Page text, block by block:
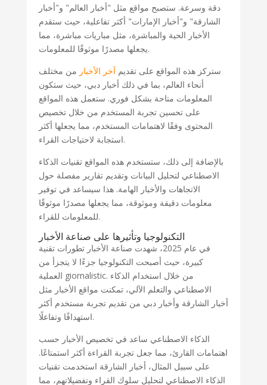
دقة وسرعة. ستصبح مواقع مثل "أخبار العالم" و"أخبار
الشارقة" و"أخبار الإمارات" أكثر تفاعلية، حيث ستقدم
الأخبار الحية والمباشرة، مثل مباريات مباشرة، مما
يجعلها مصدرًا موثوقًا للمعلومات.
ستركز هذه المواقع على تقديمآخر الأخبار من مختلف
أنحاء العالم، بما في ذلك أخبار دبي، حيث ستكون
المعلومات متاحة بشكل فوري. ستعمل هذه المواقع
على تحسين تجربة المستخدم من خلال تخصيص
المحتوى وفقًا لاهتمامات المستخدم، مما يجعلها أكثر
استجابة لاحتياجات القراء.
بالإضافة إلى ذلك، ستستخدم هذه المواقع تقنيات الذكاء
الاصطناعي لتحليل البيانات وتقديم تقارير مفصلة حول
الاتجاهات والأخبار الهامة. هذا سيساعد في توفير
معلومات دقيقة وموثوقة، مما يجعلها مصدرًا موثوقًا
للمعلومات للقراء.
التكنولوجيا وتأثيرها على صناعة الأخبار
في عام 2025، شهدت صناعة الأخبار تطورات تقنية
كبيرة، حيث أصبحت التكنولوجيا جزءًا لا يتجزأ من
العملية giornalistic. من خلال استخدام الذكاء
الاصطناعي والتعلم الآلي، تمكنت مواقع الأخبار مثل
أخبار الشارقة وأخبار دبي من تقديم تجربة مستخدم أكثر
استهدافًا وتفاعلًا.
الذكاء الاصطناعي ساعد في تخصيص الأخبار حسب
اهتمامات القارئ، مما جعل تجربة القراءة أكثر استمتاعًا.
على سبيل المثال، أخبار الشارقة استخدمت تقنيات
الذكاء الاصطناعي لتحليل سلوك القراء وتفضيلاتهم، مما